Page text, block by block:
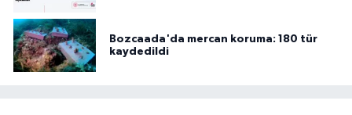
Bozcaada'da mercan koruma: 180 tür
kaydedildi